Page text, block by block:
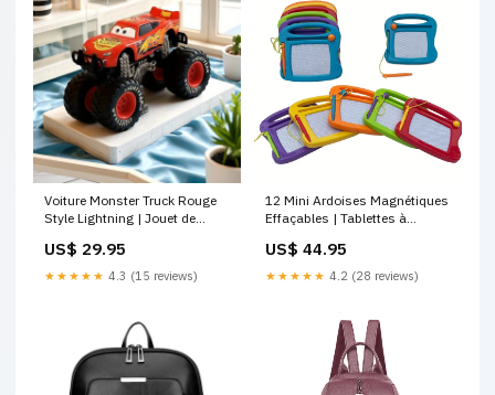
Voiture Monster Truck Rouge
Style Lightning | Jouet de
Enfants & Adultes Copy AI
US$ 29.95
★★★★★ 4.3 (15 reviews)
12 Mini Ardoises Magnétiques
Effaçables | Tablettes à
– Idéal pour Anniversaires &
Cadeaux landing-page
US$ 44.95
★★★★★ 4.2 (28 reviews)